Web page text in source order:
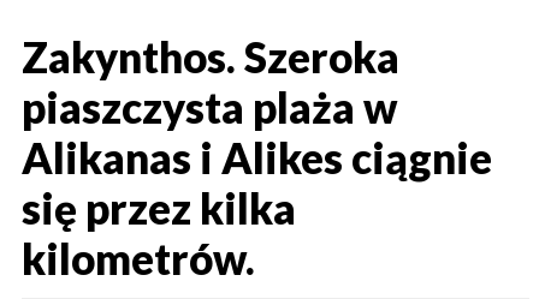
Zakynthos. Szeroka
piaszczysta plaża w
Alikanas i Alikes ciągnie
się przez kilka
kilometrów.